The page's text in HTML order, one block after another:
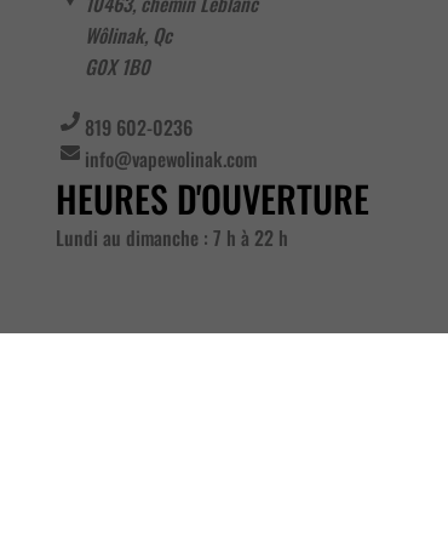
Wôlinak, Qc
G0X 1B0
819 602-0236
info@vapewolinak.com
HEURES D'OUVERTURE
Lundi au dimanche : 7 h à 22 h